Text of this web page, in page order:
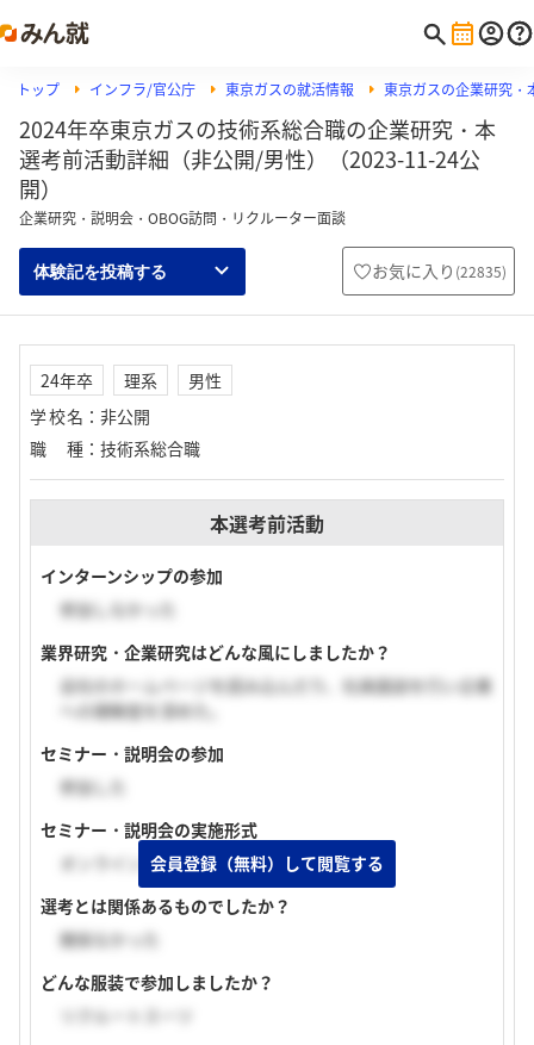
トップ インフラ/官公庁 東京ガスの就活情報 東京ガスの企業研究・
2024年卒東京ガスの技術系総合職の企業研究・本
選考前活動詳細（非公開/男性）（2023-11-24公
開）
企業研究・説明会・OBOG訪問・リクルーター面談
体験記を投稿する お気に入り (22835)
24年卒 理系
男性
学校名 ： 非公開
職種 ： 技術系総合職
本選考前活動
インターンシップの参加
参加しなかった
業界研究・企業研究はどんな風にしましたか？
会社のホームページを読み込んだり、社員面談を行い企業
への理解度を深めた。
セミナー・説明会の参加
参加した
セミナー・説明会の実施形式
オンライン（顔出しあり）
選考とは関係あるものでしたか？
関係なかった
どんな服装で参加しましたか？
リクルートスーツ
会員登録（無料）して閲覧する